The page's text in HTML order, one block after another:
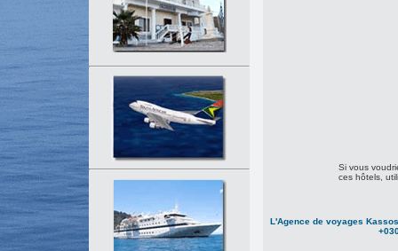
Si vous
ces hôtels,
L'Agence de voyages